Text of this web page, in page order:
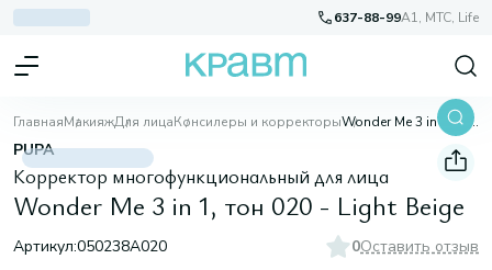
637-88-99A1, МТС, Life
ГлавнаяМакияжДля лицаКонсилеры и корректоры Wonder Me 3 in 1, тон 020 - Light Beige
PUPA
Корректор многофункциональный для лица
Wonder Me 3 in 1, тон 020 - Light Beige
Артикул:050238A020 0Оставить отзыв